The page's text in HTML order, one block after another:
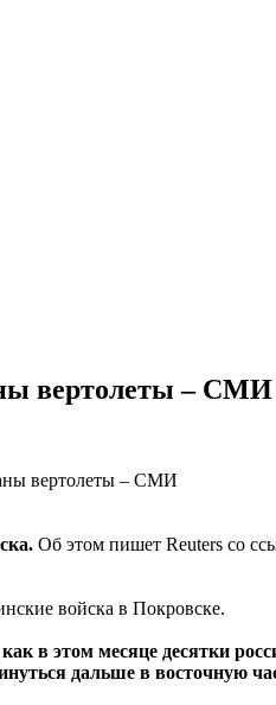
вертолеты – СМИ
Об этом пишет Reuters со
войска в Покровске.
в этом месяце десятки
дальше в восточную